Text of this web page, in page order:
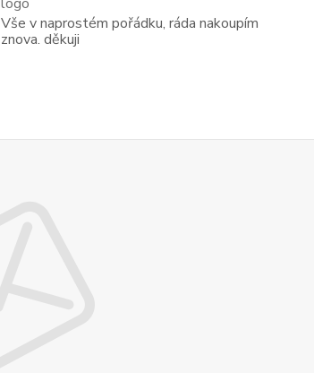
Vše v naprostém pořádku, ráda nakoupím
znova. děkuji